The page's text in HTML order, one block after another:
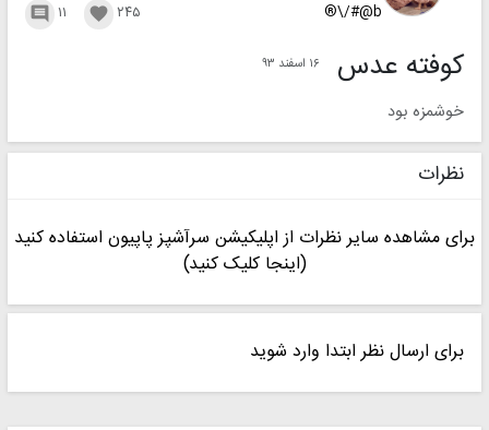
b@#/\® ۱۱  ۲۴۵ 
کوفته عدس ۱۶ اسفند ۹۳
خوشمزه بود
نظرات
برای مشاهده سایر نظرات از اپلیکیشن سرآشپز پاپیون استفاده کنید
(اینجا کلیک کنید)
برای ارسال نظر ابتدا وارد شوید